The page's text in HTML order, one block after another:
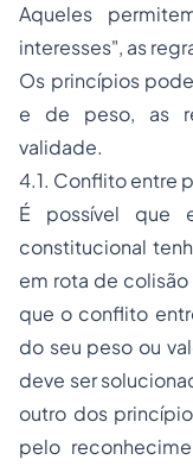
Aqueles
interesses", as
Os princípios
e de peso, as
validade.
4.1. Conflito entre
É possível que
constitucional
em rota de
que o conflito
do seu peso ou
deve ser
outro dos
pelo